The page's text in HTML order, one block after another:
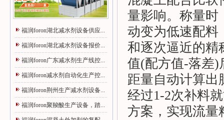
福润foron湖北减水剂设备供应...
福润foron湖北减水剂设备报价...
福润foron广东减水剂生产线控...
福润foron减水剂自动化生产控...
福润foron荆州生产减水剂设备...
福润foron聚羧酸生产设备，踏...
量影响。称量时
动变为低速配料
和逐次逼近的精
值(配方值-落差)
距量自动计算出
经过1-2次补料
方案，实现流量